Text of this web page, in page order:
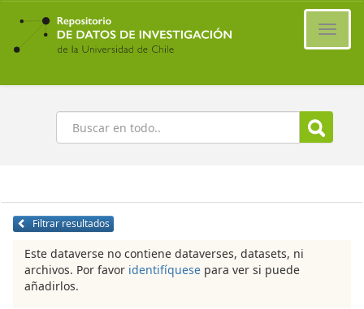
Ir
contenido
principal
Buscar
Filtrar resultados
Este dataverse no contiene dataverses, datasets, ni
archivos. Por favor identifíquese para ver si puede
añadirlos.